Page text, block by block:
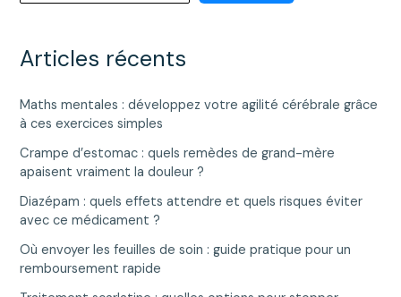
Articles récents
Maths mentales : développez votre agilité cérébrale grâce
à ces exercices simples
Crampe d’estomac : quels remèdes de grand-mère
apaisent vraiment la douleur ?
Diazépam : quels effets attendre et quels risques éviter
avec ce médicament ?
Où envoyer les feuilles de soin : guide pratique pour un
remboursement rapide